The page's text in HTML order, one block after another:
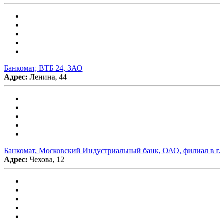
Банкомат, ВТБ 24, ЗАО
Адрес: Ленина, 44
Банкомат, Московский Индустриальный банк, ОАО, филиал в
Адрес: Чехова, 12